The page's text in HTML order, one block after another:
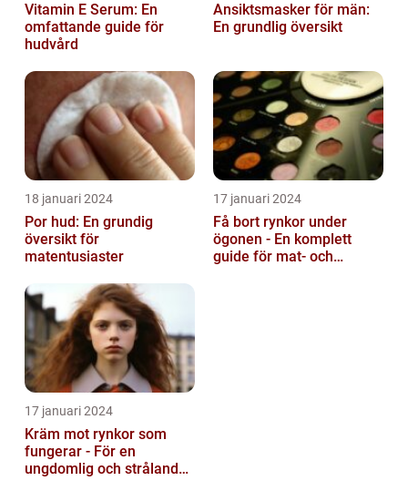
Vitamin E Serum: En
omfattande guide för
hudvård
Ansiktsmasker för män:
En grundlig översikt
18 januari 2024
Por hud: En grundig
översikt för
matentusiaster
17 januari 2024
Få bort rynkor under
ögonen - En komplett
guide för mat- och
17 januari 2024
Kräm mot rynkor som
fungerar - För en
ungdomlig och strålande